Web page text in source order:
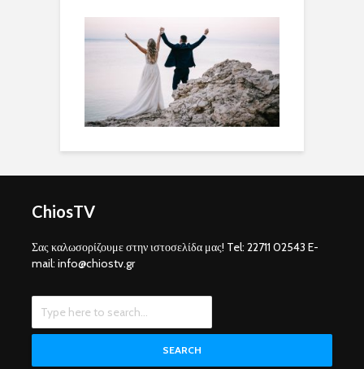
ChiosTV
Σας καλωσορίζουμε στην ιστοσελίδα μας! Tel: 22711 02543 E-
mail: info@chiostv.gr
SEARCH